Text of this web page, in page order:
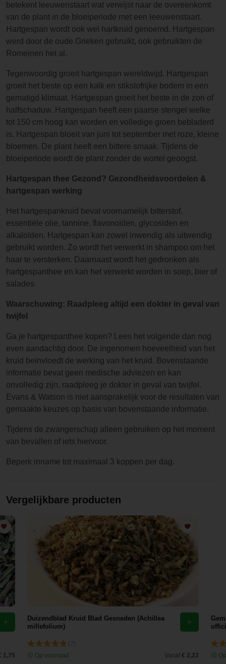
betekent leeuwenstaart wat verwijst naar de overeenkomt
van de plant in de bloeiperiode met een leeuwenstaart.
Hartgespan wordt ook wel hartkruid genoemd. Hartgespan
werd door de oude Grieken gebruikt, ook gebruikten de
Romeinen het al.
Tegenwoordig groeit hartgespan wereldwijd. Hartgespan
groeit het beste op een kalk en stikstofrijke bodem in een
gematigd klimaat. Hartgespan groeit het beste in de zon of
halfschaduw. Hartgespan heeft een paarse stengel welke
tot 150 cm hoog kan worden en volledige groen bebladerd
is. Hartgespan bloeit van juni tot september met roze, kleine
bloemen. De plant heeft een bittere smaak. Tijdens de
bloeiperiode wordt de plant zonder de wortel geoogst.
Hartgespan thee Gezond? Gezondheidsvoordelen &
hartgespan werking
Het hartgespankruid bevat voornamelijk bitterstof,
essentiële olie, tannine, flavonoïden, glycosiden en
alkaloïden. Hartgespan kan zowel inwendig als uitwendig
gebruikt worden. Zo wordt het verwerkt in shampoo om het
haar te versterken. Daarnaast wordt het gedronken als
hartgespanthee en kan het verwerkt worden in soep, bier of
salades.
Waarschuwing: Raadpleeg altijd een dokter in geval van
twijfel
Ga je hartgespanthee kopen? Lees het volgende dan nog
even aandachtig door. De ingenomen hoeveelheid van het
kruid beïnvloedt de werking van het kruid. Bovenstaande
informatie bevat geen medische adviezen en kan
onvolledig zijn, raadpleeg je dokter in geval van twijfel.
Evans & Watson is niet aansprakelijk voor de resultaten van
gemaakte keuzes op basis van bovenstaande informatie.
Tijdens de zwangerschap alleen gebruiken op het moment
van bevallen of iets hiervoor.
Beperk inname tot maximaal 3 koppen per dag.
Vergelijkbare producten
1,75
Duizendblad Kruid Blad Gesneden (Achillea
millefolium)
Op voorraad
Vanaf € 2,22